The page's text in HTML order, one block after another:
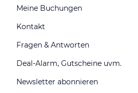
Meine Buchungen
Kontakt
Fragen & Antworten
Deal-Alarm, Gutscheine uvm.
Newsletter abonnieren